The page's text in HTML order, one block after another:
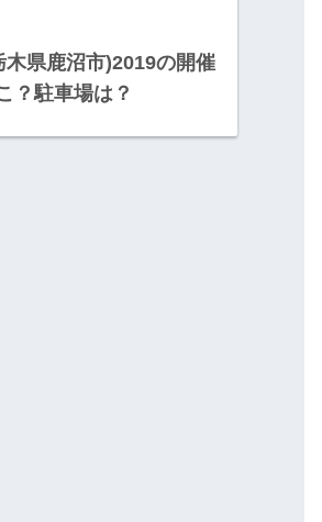
県鹿沼市)2019の開催
？駐車場は？